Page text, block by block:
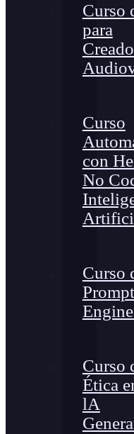
Curso
para
Curso
con
No
Curso
Prompt
Curso
Ética
lA